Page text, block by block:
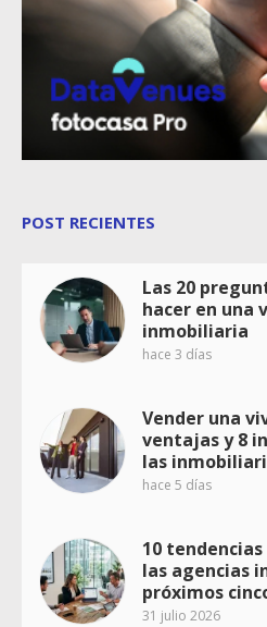
POST RECIENTES
Las 20
hacer en una
inmobiliaria
hace 3 días
Vender una
ventajas y 8
las
hace 5 días
10
las agencias
próximos
31 julio 2026